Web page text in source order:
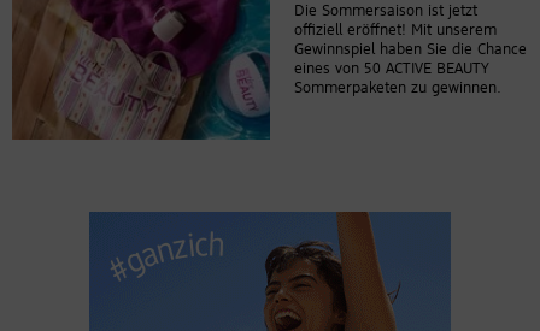
Die Sommersaison ist jetzt
offiziell eröffnet! Mit unserem
Gewinnspiel haben Sie die Chance
eines von 50 ACTIVE BEAUTY
Sommerpaketen zu gewinnen.